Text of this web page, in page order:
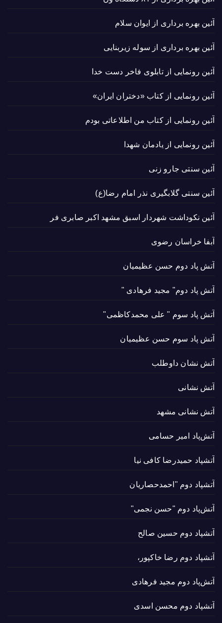
آئین بهره برداری از ایوان سلام
آئین بهره برداری از سوله زیربنایی
آئین رونمایی از تابلوی فاخر دست خدا
آئین رونمایی از کتاب «دختران ایران»
آئین رونمایی از کتاب من اطلاعاتی بودم
آئین رونمایی از یادمان شهدا
آئین سنتی جارو زنی
آئین سنتی گلابگیری نذر امام رضا(ع)
آئین نکوداشت شهردار اسبق مشهد اکبر صابری فر
آبفا خراسان رضوی
آتش پاد دوم حسن عظیمیان
آتش پاد دوم" مجید فرهادی "
آتش پاد سوم " علی محمدکاظمی"
آتش پاد سوم حسن عظیمیان
آتش نشان داوطلب
آتش نشانی
آتش نشانی مشهد
آتش‌پاد امیر حسامی
آتشپاد حميدرضا کافی نیا
آتشپاد دوم "احمدحصاریان
آتش‌پاد دوم "حسن نجمی"
آتشپاد دوم حسین صالح
آتشپاد دوم رضا خاکپور،
آتش‌پاد دوم مجید فرهادی
آتشپاد دوم محسن اسدی